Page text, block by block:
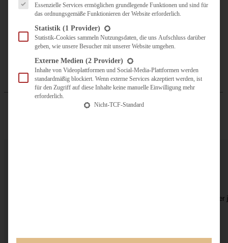
ÜBER MICH
ZUSAMMENARBEIT
Suche
Mit Klick auf die Buttons werden unten nur die Rezepte aus
Essenzielle Services ermöglichen grundlegende Funktionen und sind für
das ordnungsgemäße Funktionieren der Website erforderlich.
Statistik (1 Provider)
Statistik-Cookies sammeln Nutzungsdaten, die uns Aufschluss darüber
geben, wie unsere Besucher mit unserer Website umgehen.
Externe Medien (2 Provider)
Inhalte von Videoplattformen und Social-Media-Plattformen werden
standardmäßig blockiert. Wenn externe Services akzeptiert werden, ist
für den Zugriff auf diese Inhalte keine manuelle Einwilligung mehr
erforderlich.
Nicht-TCF-Standard